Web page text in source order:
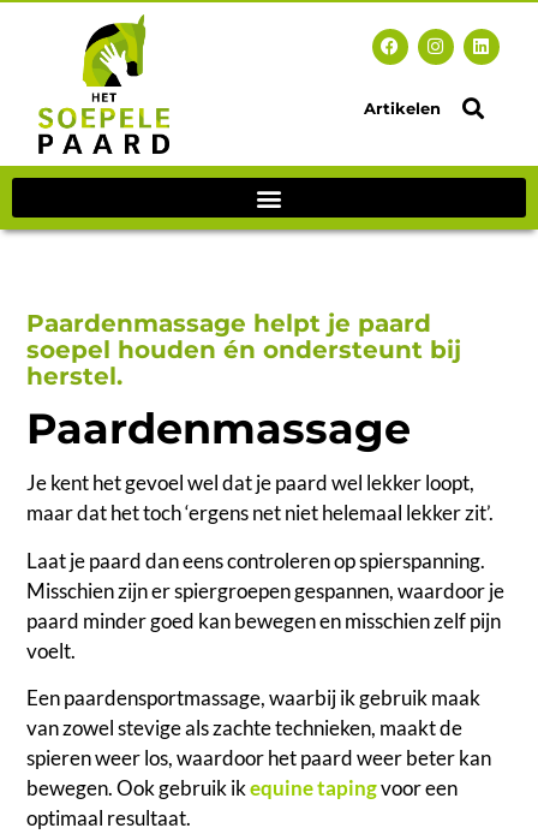
Artikelen
Paardenmassage helpt je paard
soepel houden én ondersteunt bij
herstel.
Paardenmassage
Je kent het gevoel wel dat je paard wel lekker loopt,
maar dat het toch ‘ergens net niet helemaal lekker zit’.
Laat je paard dan eens controleren op spierspanning.
Misschien zijn er spiergroepen gespannen, waardoor je
paard minder goed kan bewegen en misschien zelf pijn
voelt.
Een paardensportmassage, waarbij ik gebruik maak
van zowel stevige als zachte technieken, maakt de
spieren weer los, waardoor het paard weer beter kan
bewegen. Ook gebruik ikequine tapingvoor een
optimaal resultaat.